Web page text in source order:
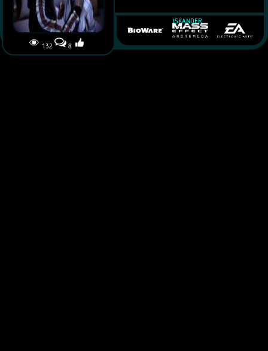
132 8
ISKANDER